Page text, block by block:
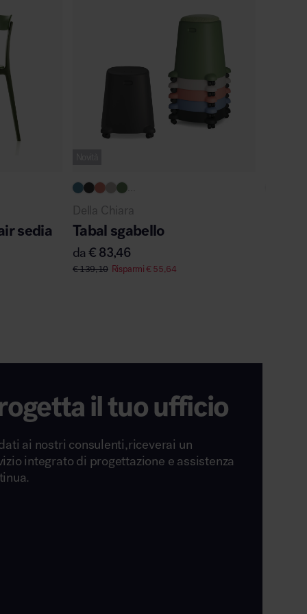
sedia
Della Chiara
Tabal sgabello
da€ 83,46
€139,10 Risparmi€55,64
il tuo ufficio
ai nostri consulenti,riceverai un
integrato di progettazione e assistenza